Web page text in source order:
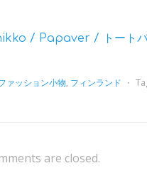
/ Papaver / トート
ァッション小物, フィンランド ⋅
are closed.